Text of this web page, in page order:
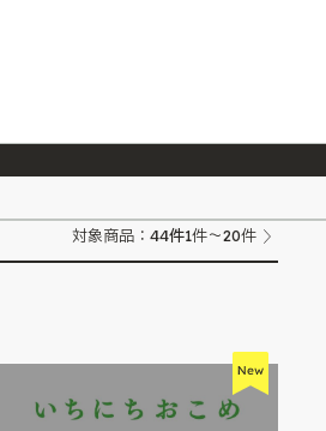
『ONE PIECE magazine 021 ONE PIECEカード付き同梱版』発売延期のご案内
対象商品： 44件1件～20件